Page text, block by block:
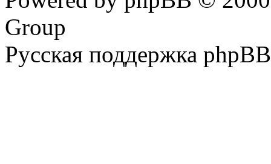
Group
Русская поддержка phpBB